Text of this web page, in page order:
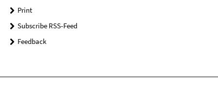
Print
Subscribe RSS-Feed
Feedback